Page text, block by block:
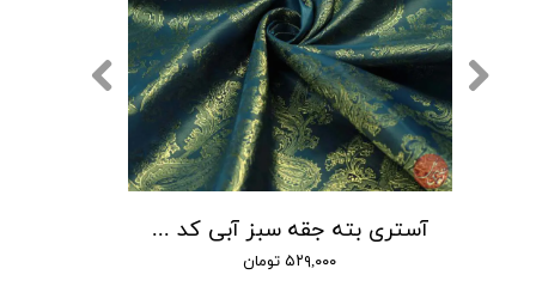
آستری بته جقه سبز آبی کد 101
۵۲۹,۰۰۰ تومان